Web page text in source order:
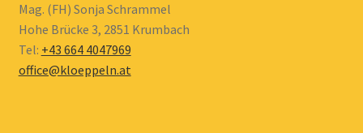
Mag. (FH) Sonja Schrammel
Hohe Brücke 3, 2851 Krumbach
Tel: +43 664 4047969
office@kloeppeln.at